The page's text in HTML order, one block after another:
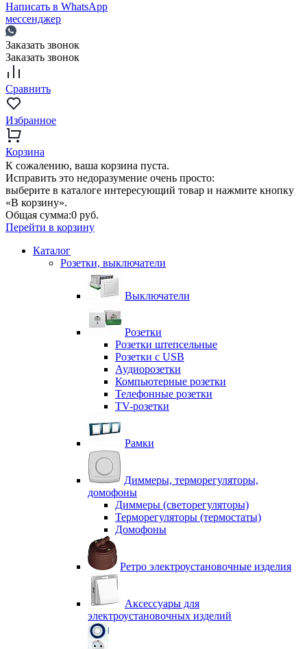
Написать в WhatsApp
мессенджер
Заказать звонок
Заказать звонок
Сравнить
Избранное
Корзина
К сожалению, ваша корзина пуста.
Исправить это недоразумение очень просто:
выберите в каталоге интересующий товар и нажмите кнопку
«В корзину».
Общая сумма:0 руб.
Перейти в корзину
Каталог
Розетки, выключатели
Выключатели
Розетки
Розетки штепсельные
Розетки с USB
Аудиорозетки
Компьютерные розетки
Телефонные розетки
TV-розетки
Рамки
Диммеры, терморегуляторы,
домофоны
Диммеры (светорегуляторы)
Терморегуляторы (термостаты)
Домофоны
Ретро электроустановочные изделия
Аксессуары для
электроустановочных изделий